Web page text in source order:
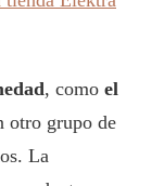
, como el
otro grupo de
La